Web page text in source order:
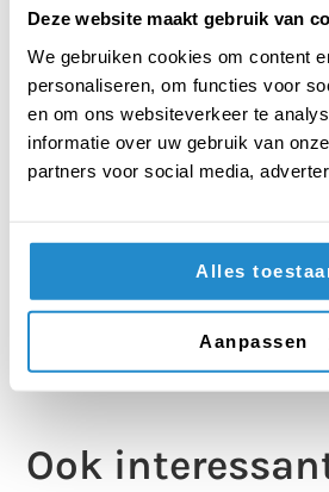
Deze website maakt gebruik van
We gebruiken cookies om content
personaliseren, om functies voor
en om ons websiteverkeer te
informatie over uw gebruik van
partners voor social media,
Alles
Aanpassen
tijdens kantooruren bereikbaar
51.
Adresgegevens
Keizersgracht 104
1015 CV Amsterdam
+31 (0) 35 625 20 51
Social media
Ook